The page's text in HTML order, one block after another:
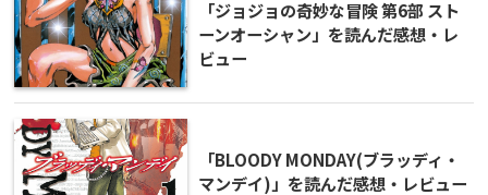
「ジョジョの奇妙な冒険 第6部 スト
ーンオーシャン」を読んだ感想・レ
ビュー
「BLOODY MONDAY(ブラッディ・
マンデイ)」を読んだ感想・レビュー